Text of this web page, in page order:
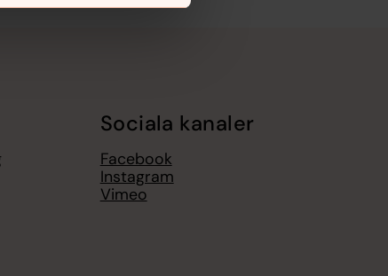
Sociala kanaler
Facebook
Instagram
Vimeo